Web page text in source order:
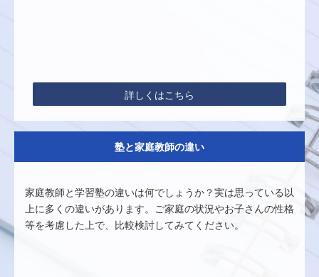
詳しくはこちら
塾と家庭教師の違い
家庭教師と学習塾の違いは何でしょうか？実は思っている以
上に多くの違いがあります。ご家庭の状況やお子さんの性格
等を考慮した上で、比較検討してみてください。